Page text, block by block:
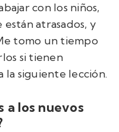
con los niños,
atrasados, y
tomo un tiempo
si tienen
la siguiente lección.
a los nuevos